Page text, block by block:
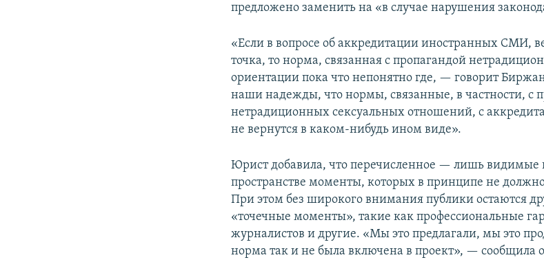
предложено заменить на «в случае нарушения
«Если в вопросе об аккредитации иностранных СМИ,
точка, то норма, связанная с пропагандой
ориентации пока что непонятно где, — говорит
наши надежды, что нормы, связанные, в частности, с
нетрадиционных сексуальных отношений, с
не вернутся в каком-нибудь ином виде».
Юрист добавила, что перечисленное — лишь
пространстве моменты, которых в принципе не должно
При этом без широкого внимания публики остаются
«точечные моменты», такие как профессиональные
журналистов и другие. «Мы это предлагали, мы это
норма так и не была включена в проект», — сообщила